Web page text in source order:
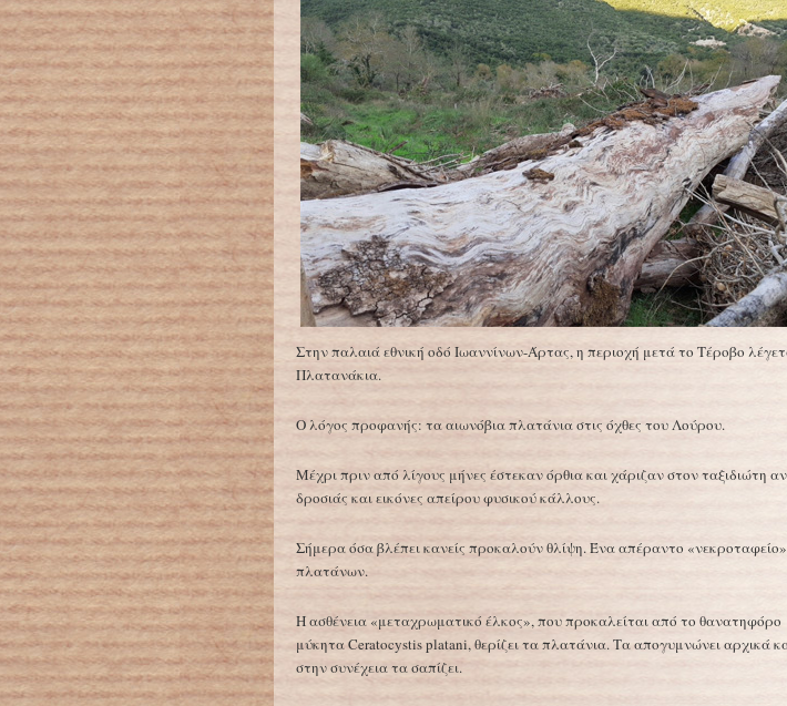
Στην παλαιά εθνική οδό Ιωαννίνων-Άρτας, η περιοχή μετά το Τέροβο
Πλατανάκια.
Ο λόγος προφανής: τα αιωνόβια πλατάνια στις όχθες του Λούρου.
Μέχρι πριν από λίγους μήνες έστεκαν όρθια και χάριζαν στον ταξιδιώτη
δροσιάς και εικόνες απείρου φυσικού κάλλους.
Σήμερα όσα βλέπει κανείς προκαλούν θλίψη. Ένα απέραντο «νεκροταφείο»
πλατάνων.
Η ασθένεια «μεταχρωματικό έλκος», που προκαλείται από το θανατηφόρο
μύκητα Ceratocystis platani, θερίζει τα πλατάνια. Τα απογυμνώνει αρχικά
στην συνέχεια τα σαπίζει.